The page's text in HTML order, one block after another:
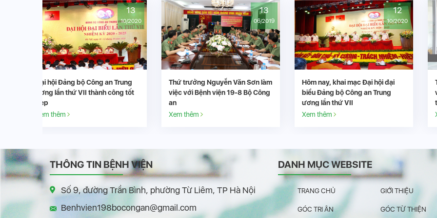
Thứ trưởng Nguyễn Văn Sơn làm
việc với Bệnh viện 19-8 Bộ Công
Xem thêm
Hôm nay, khai mạc Đại hội đại
biểu Đảng bộ Công an Trung
Xem thêm
08/2020
Tin vui: Đoàn chuyên gia từ Bệnh
viện 19-8 đến Bệnh viện 199 hỗ
trợ chuyên môn
Xem thêm
THÔNG TIN BỆNH VIỆN
Số 9, đường Trần Bình, phường Từ Liêm, TP Hà Nội
Benhvien198bocongan@gmail.com
DANH MỤC WEBSITE
TRANG CHỦ GIỚI THIỆU
GÓC TRI ÂN GÓC TỪ THIỆN